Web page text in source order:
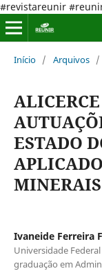
#revistareunir
Início / Arquivos /
ESTADO
Ivaneide Ferreira
Universidade
graduação em